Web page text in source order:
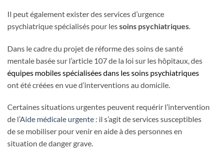
Il peut également exister des services d’urgence
psychiatrique spécialisés pour lessoins psychiatriques
Dans le cadre du projet de réforme des soins de santé
mentale basée sur l’article 107 de la loi sur les hôpitaux, des
équipes mobiles spécialisées dans les soins psychiatriques
ont été créées en vue d’interventions au domicile.
Certaines situations urgentes peuvent requérir l’intervention
de l’Aide médicale urgente : il s’agit de services susceptibles
de se mobiliser pour venir en aide à des personnes en
situation de danger grave.